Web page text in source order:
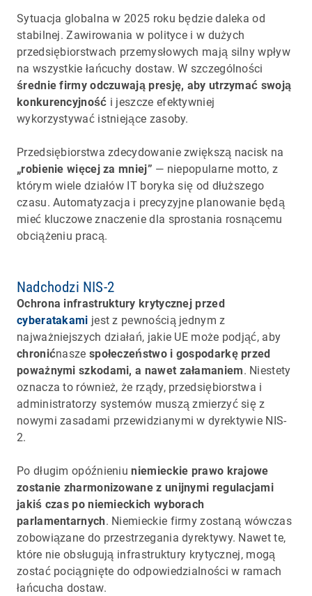
Sytuacja globalna w 2025 roku będzie daleka od
stabilnej. Zawirowania w polityce i w dużych
przedsiębiorstwach przemysłowych mają silny wpływ
na wszystkie łańcuchy dostaw. W szczególności
średnie firmy odczuwają presję, aby utrzymać swoją
konkurencyjność i jeszcze efektywniej
wykorzystywać istniejące zasoby.
Przedsiębiorstwa zdecydowanie zwiększą nacisk na
„robienie więcej za mniej” — niepopularne motto, z
którym wiele działów IT boryka się od dłuższego
czasu. Automatyzacja i precyzyjne planowanie będą
mieć kluczowe znaczenie dla sprostania rosnącemu
obciążeniu pracą.
Nadchodzi NIS-2
Ochrona infrastruktury krytycznej przed
cyberatakami jest z pewnością jednym z
najważniejszych działań, jakie UE może podjąć, aby
chronićnasze społeczeństwo i gospodarkę przed
poważnymi szkodami, a nawet załamaniem. Niestety
oznacza to również, że rządy, przedsiębiorstwa i
administratorzy systemów muszą zmierzyć się z
nowymi zasadami przewidzianymi w dyrektywie NIS-
2.
Po długim opóźnieniuniemieckie prawo krajowe
zostanie zharmonizowane z unijnymi regulacjami
jakiś czas po niemieckich wyborach
parlamentarnych. Niemieckie firmy zostaną wówczas
zobowiązane do przestrzegania dyrektywy. Nawet te,
które nie obsługują infrastruktury krytycznej, mogą
zostać pociągnięte do odpowiedzialności w ramach
łańcucha dostaw.